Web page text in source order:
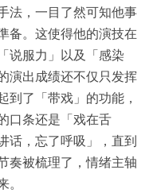
法，一目了然可知他事
备。这使得他的演技在
说服力」以及「感染
演出成绩还不仅只发挥
到了「带戏」的功能，
口条还是「戏在舌
话，忘了呼吸」，直到
奏被梳理了，情绪主轴